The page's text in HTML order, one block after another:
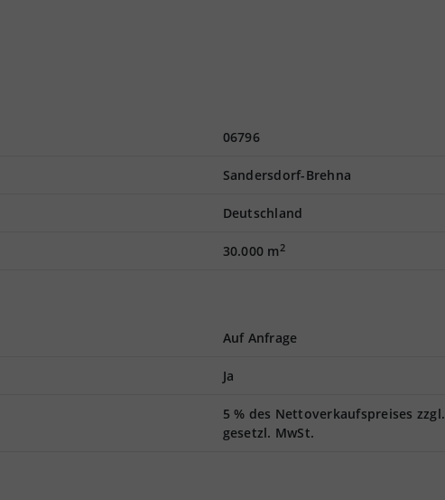
06796
Sandersdorf-Brehna
Deutschland
30.000 m2
Auf Anfrage
Ja
5 % des Nettoverkaufspreises zzgl.
gesetzl. MwSt.